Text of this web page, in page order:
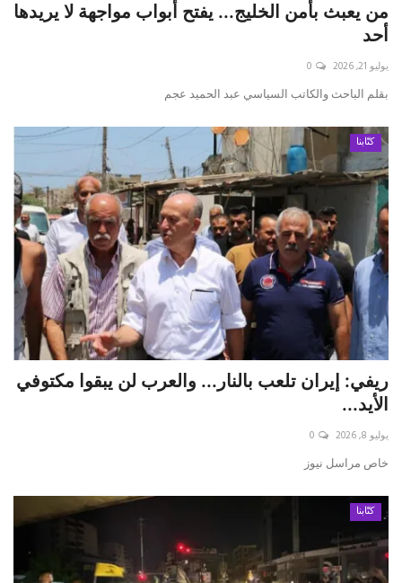
من يعبث بأمن الخليج... يفتح أبواب مواجهة لا يريدها
أحد
يوليو 21, 2026 0
بقلم الباحث والكاتب السياسي عبد الحميد عجم
كتّابنا
ريفي: إيران تلعب بالنار... والعرب لن يبقوا مكتوفي
الأيد...
يوليو 8, 2026 0
خاص مراسل نيوز
كتّابنا